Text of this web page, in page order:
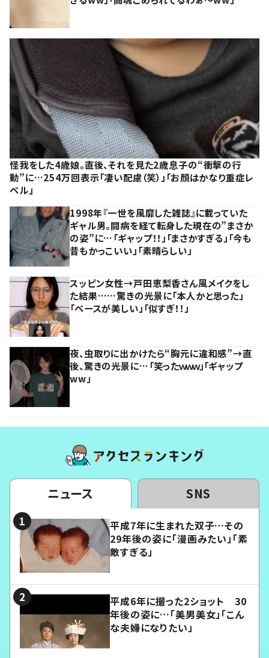
怪我をした4歳娘。直後、それを見た2歳息子の“衝撃の行
動”に…254万回表示「凄い配慮（笑）」「お顔はかなり重症レ
ベル」
1998年『一世を風靡した雑誌』に載っていた
ギャル男。闘病を経て転身した現在の”まさか
の姿”に…「ギャップ！！」「まさかすぎる」「今も
昔もかっこいい」「素晴らしい」
スッピン女性→戸田恵梨香さん風メイクをし
た結果……驚きの光景に「本人かと思った」
「ベースが美しい」「似すぎ！！」
夜、虫取りに出かけたら“胸元に違和感”→直
後、驚きの光景に…「笑ったｗｗｗ」「ギャップ
ww」
ニュース SNS
平成7年に生まれた双子…その
29年後の姿に「漫画みたい」「素
敵すぎる」
平成6年に撮った2ショット 30
年後の姿に…「美男美女」「こん
な夫婦になりたい」